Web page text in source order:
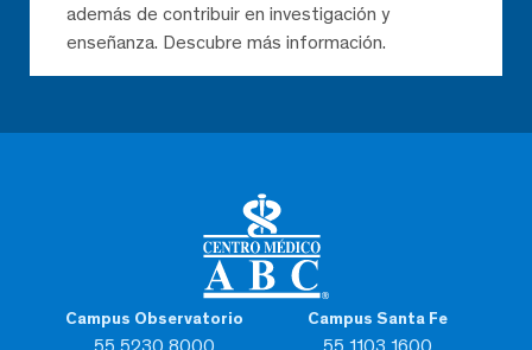
Campus Observatorio
55 5230 8000
Campus Santa Fe
55 1103 1600
además de contribuir en investigación y
enseñanza. Descubre más información.